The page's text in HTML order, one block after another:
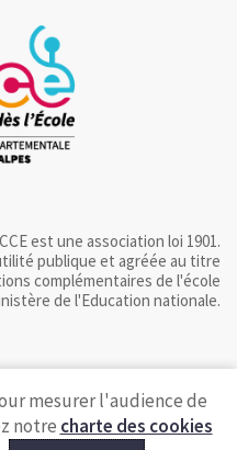
est une association loi 1901.
publique et agréée au titre
complémentaires de l'école
de l'Education nationale.
mesurer l'audience de
notre charte des cookies